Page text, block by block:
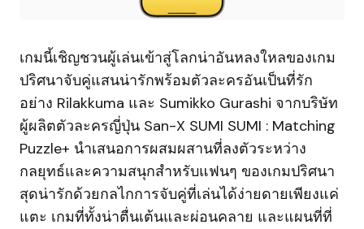
เกมนี้เชิญชวนผู้เล่นเข้าสู่โลกน่าอันหลงใหลของเกม
ปริศนาจับคู่แสนน่ารักพร้อมตัวละครอันเป็นที่รัก
อย่าง Rilakkuma และ Sumikko Gurashi จากบริษัท
ผู้ผลิตตัวละครญี่ปุ่น San-X SUMI SUMI : Matching
Puzzle+ นำเสนอการผสมผสานที่ลงตัวระหว่าง
กลยุทธ์และความสนุกสำหรับแฟนๆ ของเกมปริศนา
สุดน่ารักด้วยกลไกการจับคู่ที่เล่นได้ง่ายดายเพียงแค่
แตะ เกมที่ทั้งน่าตื่นเต้นและผ่อนคลาย และแผนที่ที่